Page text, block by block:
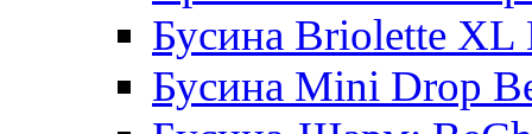
Бусина Briolette XL
Бусина Mini Drop